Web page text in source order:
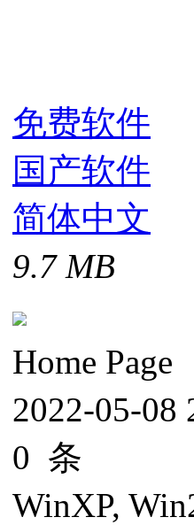
免费软件
国产软件
简体中文
9.7 MB
Home Page
2022-05-08
0 条
WinXP,